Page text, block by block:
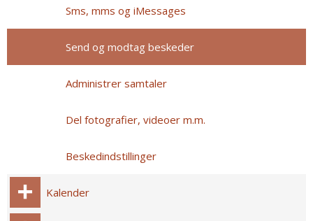
Sms, mms og iMessages
Send og modtag beskeder
Administrer samtaler
Del fotografier, videoer m.m.
Beskedindstillinger
Kalender